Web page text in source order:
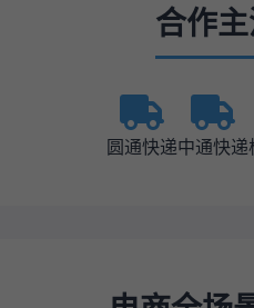
合作
圆通快递中通快递